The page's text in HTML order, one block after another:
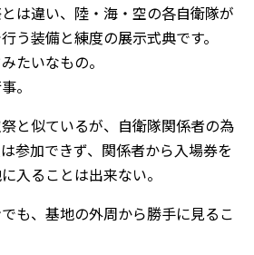
は違い、陸・海・空の各自衛隊が
う装備と練度の展示式典です。
たいなもの。
。
と似ているが、自衛隊関係者の為
参加できず、関係者から入場券を
入ることは出来ない。
も、基地の外周から勝手に見るこ